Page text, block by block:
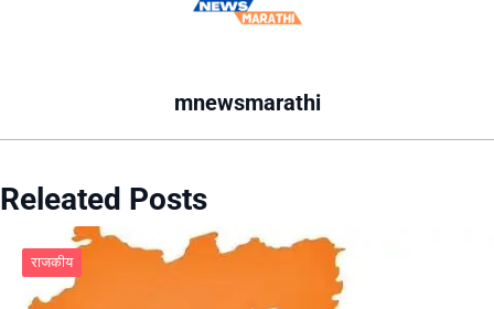
mnewsmarathi
Releated Posts
राजकीय